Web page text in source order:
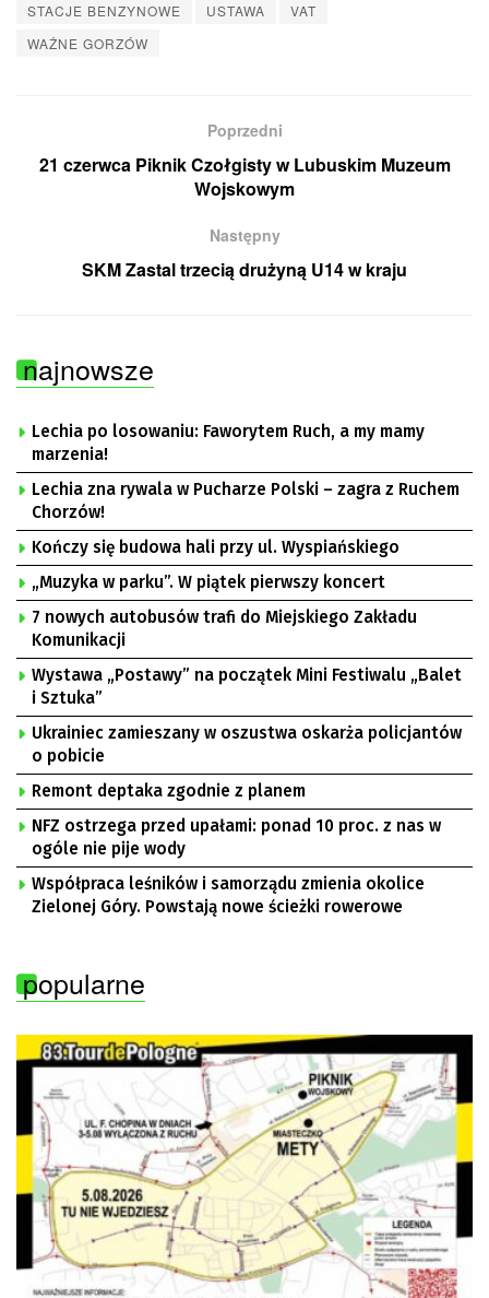
STACJE BENZYNOWE
USTAWA
VAT
WAŻNE GORZÓW
Poprzedni
21 czerwca Piknik Czołgisty w Lubuskim Muzeum
Wojskowym
Następny
SKM Zastal trzecią drużyną U14 w kraju
najnowsze
Lechia po losowaniu: Faworytem Ruch, a my mamy
marzenia!
Lechia zna rywala w Pucharze Polski – zagra z Ruchem
Chorzów!
Kończy się budowa hali przy ul. Wyspiańskiego
„Muzyka w parku”. W piątek pierwszy koncert
7 nowych autobusów trafi do Miejskiego Zakładu
Komunikacji
Wystawa „Postawy” na początek Mini Festiwalu „Balet
i Sztuka”
Ukrainiec zamieszany w oszustwa oskarża policjantów
o pobicie
Remont deptaka zgodnie z planem
NFZ ostrzega przed upałami: ponad 10 proc. z nas w
ogóle nie pije wody
Współpraca leśników i samorządu zmienia okolice
Zielonej Góry. Powstają nowe ścieżki rowerowe
popularne